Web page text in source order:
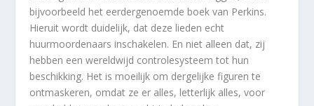
bijvoorbeeld het eerdergenoemde boek van Perkins.
Hieruit wordt duidelijk, dat deze lieden echt
huurmoordenaars inschakelen. En niet alleen dat, zij
hebben een wereldwijd controlesysteem tot hun
beschikking. Het is moeilijk om dergelijke figuren te
ontmaskeren, omdat ze er alles, letterlijk alles, voor